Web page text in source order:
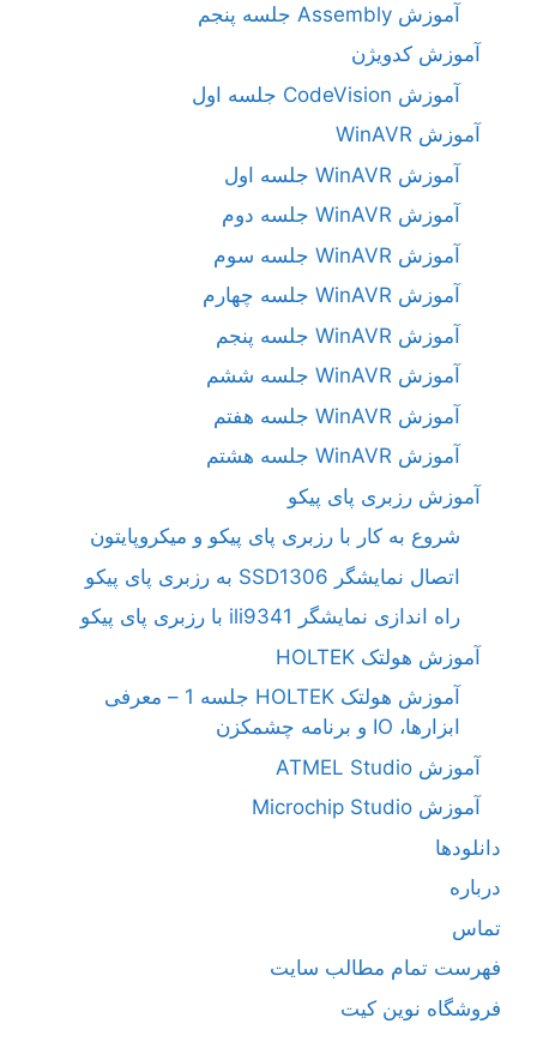
آموزش Assembly جلسه پنجم
آموزش کدویژن
آموزش CodeVision جلسه اول
آموزش WinAVR
آموزش WinAVR جلسه اول
آموزش WinAVR جلسه دوم
آموزش WinAVR جلسه سوم
آموزش WinAVR جلسه چهارم
آموزش WinAVR جلسه پنجم
آموزش WinAVR جلسه ششم
آموزش WinAVR جلسه هفتم
آموزش WinAVR جلسه هشتم
آموزش رزبری پای پیکو
شروع به کار با رزبری پای پیکو و میکروپایتون
اتصال نمایشگر SSD1306 به رزبری پای پیکو
راه اندازی نمایشگر ili9341 با رزبری پای پیکو
آموزش هولتک HOLTEK
آموزش هولتک HOLTEK جلسه 1 – معرفی
ابزارها، IO و برنامه چشمکزن
آموزش ATMEL Studio
آموزش Microchip Studio
دانلودها
درباره
تماس
فهرست تمام مطالب سایت
فروشگاه نوین کیت